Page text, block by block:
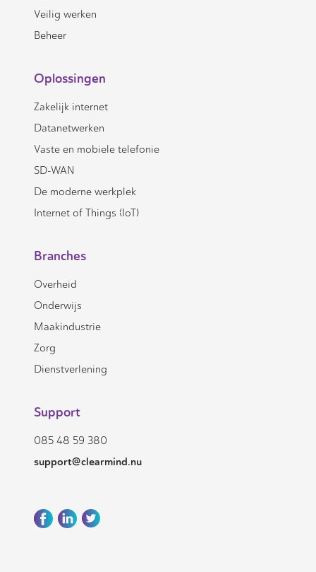
Veilig werken
Beheer
Oplossingen
Zakelijk internet
Datanetwerken
Vaste en mobiele telefonie
SD-WAN
De moderne werkplek
Internet of Things (IoT)
Branches
Overheid
Onderwijs
Maakindustrie
Zorg
Dienstverlening
Support
085 48 59 380
support@clearmind.nu